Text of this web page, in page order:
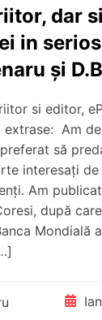
dar
in
și
si editor,
extrase: Am
să
interesați de
Am
după
Mondială